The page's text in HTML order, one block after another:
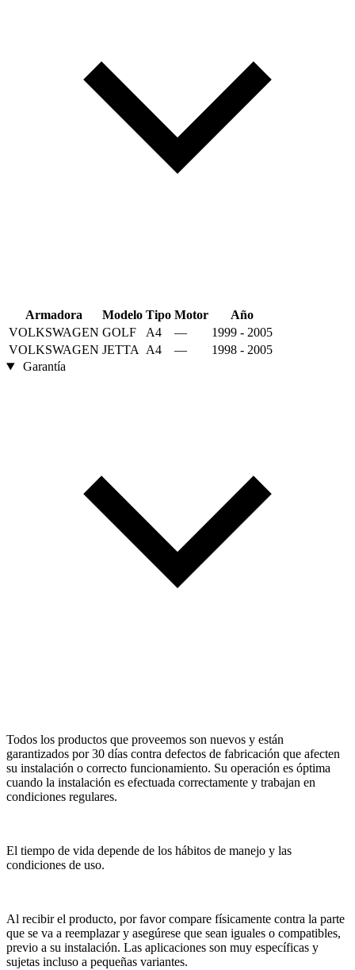
Armadora Modelo Tipo Motor
Año
VOLKSWAGEN GOLF A4 —
1999 - 2005
VOLKSWAGEN JETTA A4 —
1998 - 2005
Garantía
Todos los productos que proveemos son nuevos y están
garantizados por 30 días contra defectos de fabricación que afecten
su instalación o correcto funcionamiento. Su operación es óptima
cuando la instalación es efectuada correctamente y trabajan en
condiciones regulares.
El tiempo de vida depende de los hábitos de manejo y las
condiciones de uso.
Al recibir el producto, por favor compare físicamente contra la parte
que se va a reemplazar y asegúrese que sean iguales o compatibles,
previo a su instalación. Las aplicaciones son muy específicas y
sujetas incluso a pequeñas variantes.